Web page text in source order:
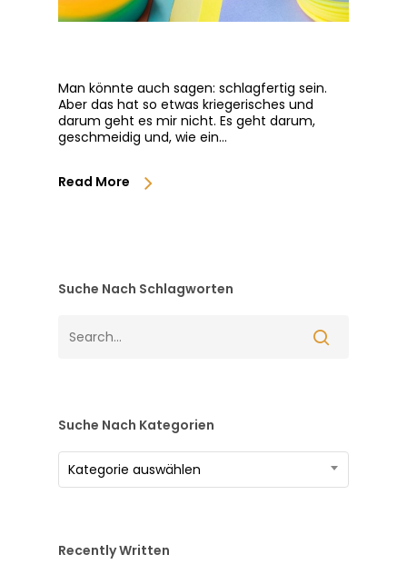
Man könnte auch sagen: schlagfertig sein.
Aber das hat so etwas kriegerisches und
darum geht es mir nicht. Es geht darum,
geschmeidig und, wie ein…
Read More
Suche Nach Schlagworten
Suche Nach Kategorien
Suche
nach
Kategorie auswählen
Recently Written